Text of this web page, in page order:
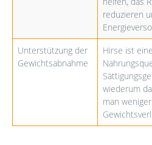
reduzieren
Unterstützung der
Gewichtsabnahme
Hirse ist
wiederum
man